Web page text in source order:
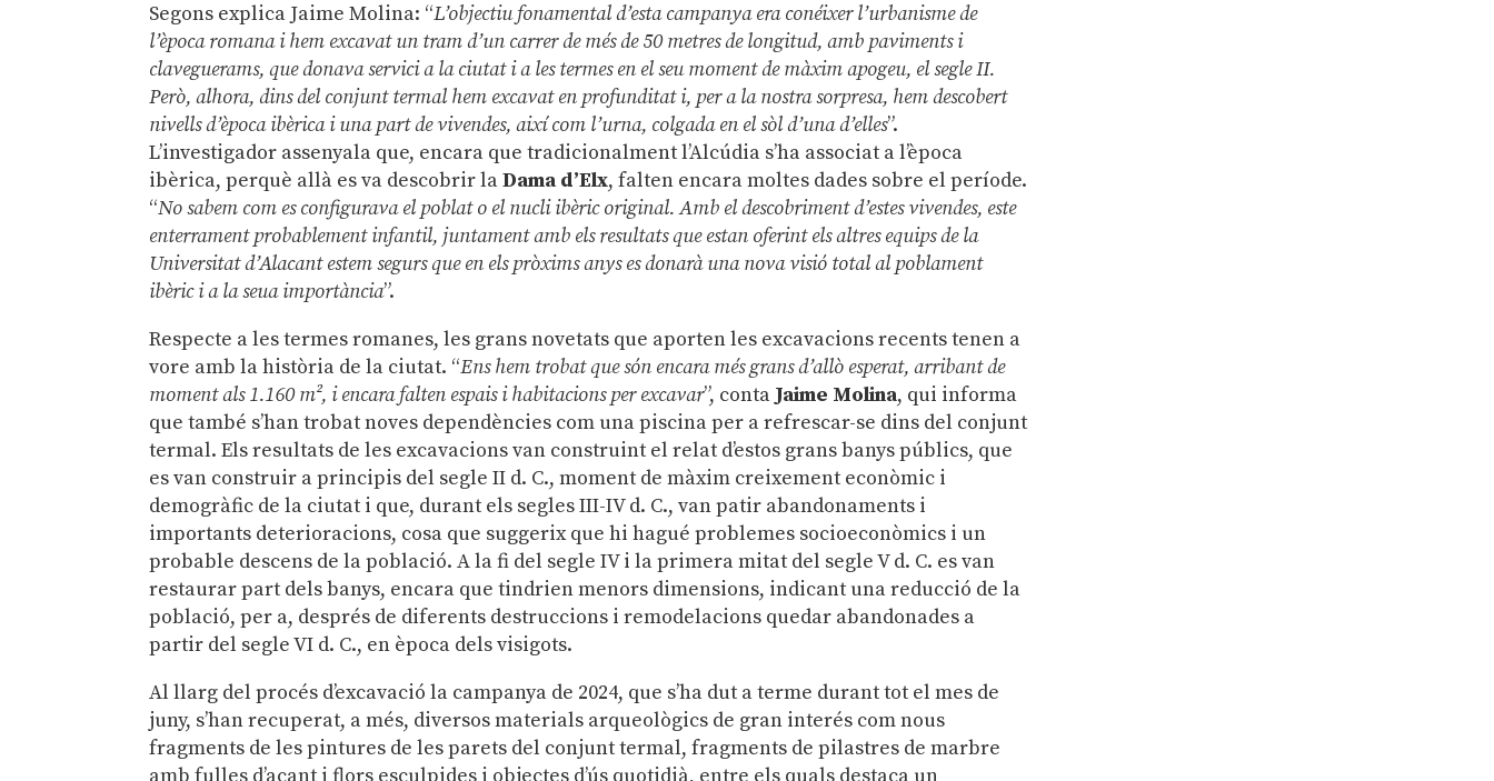
Segons explica Jaime Molina: “L’objectiu fonamental d’esta campanya era conéixer l’urbanisme de
l’època romana i hem excavat un tram d’un carrer de més de 50 metres de longitud, amb paviments i
claveguerams, que donava servici a la ciutat i a les termes en el seu moment de màxim apogeu, el segle II.
Però, alhora, dins del conjunt termal hem excavat en profunditat i, per a la nostra sorpresa, hem descobert
nivells d’època ibèrica i una part de vivendes, així com l’urna, colgada en el sòl d’una d’elles”.
L’investigador assenyala que, encara que tradicionalment l’Alcúdia s’ha associat a l’època
ibèrica, perquè allà es va descobrir laDama d’Elx, falten encara moltes dades sobre el període.
“No sabem com es configurava el poblat o el nucli ibèric original. Amb el descobriment d’estes vivendes, este
enterrament probablement infantil, juntament amb els resultats que estan oferint els altres equips de la
Universitat d’Alacant estem segurs que en els pròxims anys es donarà una nova visió total al poblament
ibèric i a la seua importància”.
Respecte a les termes romanes, les grans novetats que aporten les excavacions recents tenen a
vore amb la història de la ciutat. “Ens hem trobat que són encara més grans d’allò esperat, arribant de
moment als 1.160 m², i encara falten espais i habitacions per excavar”, conta Jaime Molina, qui informa
que també s’han trobat noves dependències com una piscina per a refrescar-se dins del conjunt
termal. Els resultats de les excavacions van construint el relat d’estos grans banys públics, que
es van construir a principis del segle II d. C., moment de màxim creixement econòmic i
demogràfic de la ciutat i que, durant els segles III-IV d. C., van patir abandonaments i
importants deterioracions, cosa que suggerix que hi hagué problemes socioeconòmics i un
probable descens de la població. A la fi del segle IV i la primera mitat del segle V d. C. es van
restaurar part dels banys, encara que tindrien menors dimensions, indicant una reducció de la
població, per a, després de diferents destruccions i remodelacions quedar abandonades a
partir del segle VI d. C., en època dels visigots.
Al llarg del procés d’excavació la campanya de 2024, que s’ha dut a terme durant tot el mes de
juny, s’han recuperat, a més, diversos materials arqueològics de gran interés com nous
fragments de les pintures de les parets del conjunt termal, fragments de pilastres de marbre